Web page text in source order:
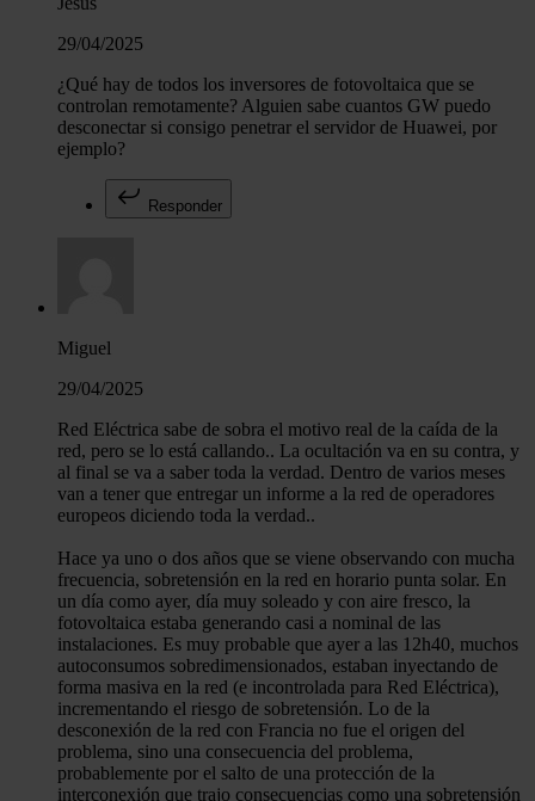
29/04/2025
¿Qué hay de todos los inversores de fotovoltaica que se
controlan remotamente? Alguien sabe cuantos GW puedo
desconectar si consigo penetrar el servidor de Huawei, por
ejemplo?
Responder
Miguel
29/04/2025
Red Eléctrica sabe de sobra el motivo real de la caída de la
red, pero se lo está callando.. La ocultación va en su contra, y
al final se va a saber toda la verdad. Dentro de varios meses
van a tener que entregar un informe a la red de operadores
europeos diciendo toda la verdad..
Hace ya uno o dos años que se viene observando con mucha
frecuencia, sobretensión en la red en horario punta solar. En
un día como ayer, día muy soleado y con aire fresco, la
fotovoltaica estaba generando casi a nominal de las
instalaciones. Es muy probable que ayer a las 12h40, muchos
autoconsumos sobredimensionados, estaban inyectando de
forma masiva en la red (e incontrolada para Red Eléctrica),
incrementando el riesgo de sobretensión. Lo de la
desconexión de la red con Francia no fue el origen del
problema, sino una consecuencia del problema,
probablemente por el salto de una protección de la
interconexión que trajo consecuencias como una sobretensión